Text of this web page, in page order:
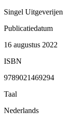
Singel Uitgeverijen
Publicatiedatum
16 augustus 2022
ISBN
9789021469294
Taal
Nederlands